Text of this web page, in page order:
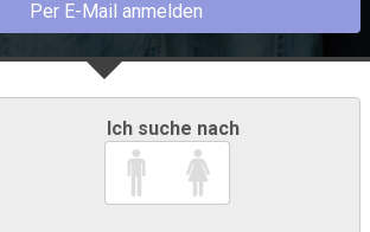
Per E-Mail anmelden
Ich suche nach